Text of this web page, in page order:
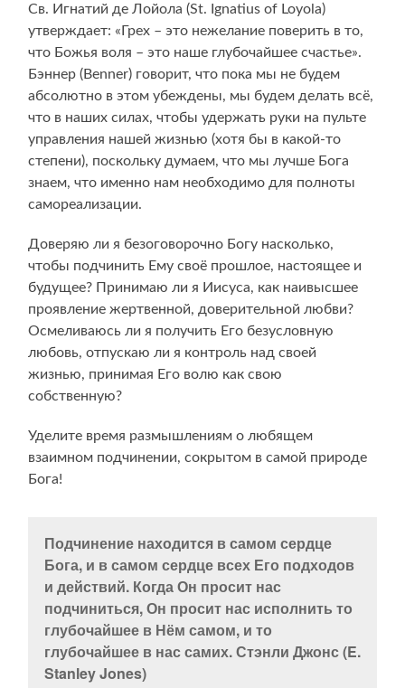
Св. Игнатий де Лойола (St. Ignatius of Loyola)
утверждает: «Грех – это нежелание поверить в то,
что Божья воля – это наше глубочайшее счастье».
Бэннер (Benner) говорит, что пока мы не будем
абсолютно в этом убеждены, мы будем делать всё,
что в наших силах, чтобы удержать руки на пульте
управления нашей жизнью (хотя бы в какой-то
степени), поскольку думаем, что мы лучше Бога
знаем, что именно нам необходимо для полноты
самореализации.
Доверяю ли я безоговорочно Богу насколько,
чтобы подчинить Ему своё прошлое, настоящее и
будущее? Принимаю ли я Иисуса, как наивысшее
проявление жертвенной, доверительной любви?
Осмеливаюсь ли я получить Его безусловную
любовь, отпускаю ли я контроль над своей
жизнью, принимая Его волю как свою
собственную?
Уделите время размышлениям о любящем
взаимном подчинении, сокрытом в самой природе
Бога!
Подчинение находится в самом сердце
Бога, и в самом сердце всех Его подходов
и действий. Когда Он просит нас
подчиниться, Он просит нас исполнить то
глубочайшее в Нём самом, и то
глубочайшее в нас самих. Стэнли Джонс (E.
Stanley Jones)